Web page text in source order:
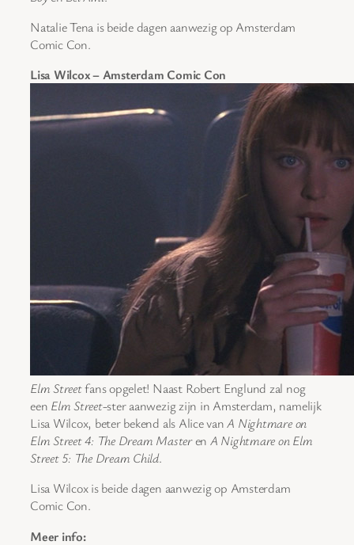
Natalie Tena is beide dagen aanwezig op Amsterdam
Comic Con.
Lisa Wilcox – Amsterdam Comic Con
Elm Streetfans opgelet! Naast Robert Englund zal nog
een Elm Street-ster aanwezig zijn in Amsterdam, namelijk
Lisa Wilcox, beter bekend als Alice vanA Nightmare on
Elm Street 4: The Dream Masteren A Nightmare on Elm
Street 5: The Dream Child.
Lisa Wilcox is beide dagen aanwezig op Amsterdam
Comic Con.
Meer info: